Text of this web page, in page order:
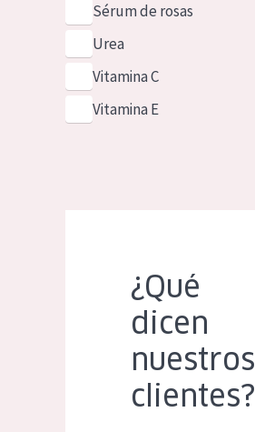
Sérum de rosas
Urea
Vitamina C
Vitamina E
¿Qué
dicen
nuestros
clientes?